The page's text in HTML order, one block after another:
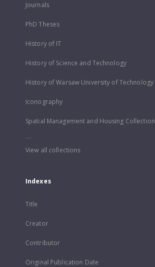
Journals
PhD Theses
History of IT
History of Science and Technology
History of Warsaw University of Technology
Iconography
Spatial Management and Housing Collection
...
View all collections
Indexes
Title
Creator
Contributor
Original Publication Date